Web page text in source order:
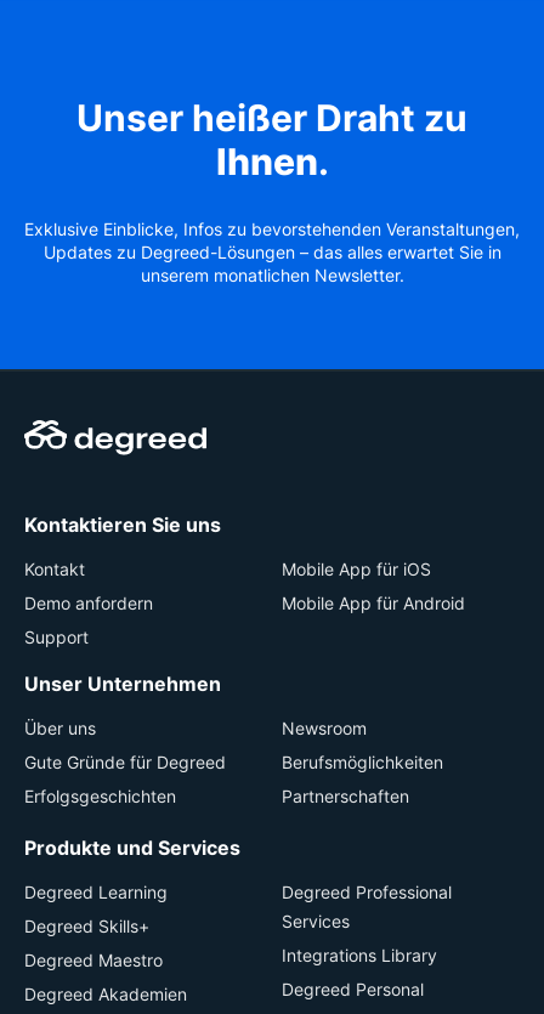
Unser heißer Draht zu
Ihnen.
Exklusive Einblicke, Infos zu bevorstehenden Veranstaltungen,
Updates zu Degreed-Lösungen – das alles erwartet Sie in
unserem monatlichen Newsletter.
Kontaktieren Sie uns
Kontakt
Demo anfordern
Support
Mobile App für iOS
Mobile App für Android
Unser Unternehmen
Über uns
Gute Gründe für Degreed
Erfolgsgeschichten
Newsroom
Berufsmöglichkeiten
Partnerschaften
Produkte und Services
Degreed Learning
Degreed Skills+
Degreed Maestro
Degreed Akademien
Degreed Professional
Services
Integrations Library
Degreed Personal